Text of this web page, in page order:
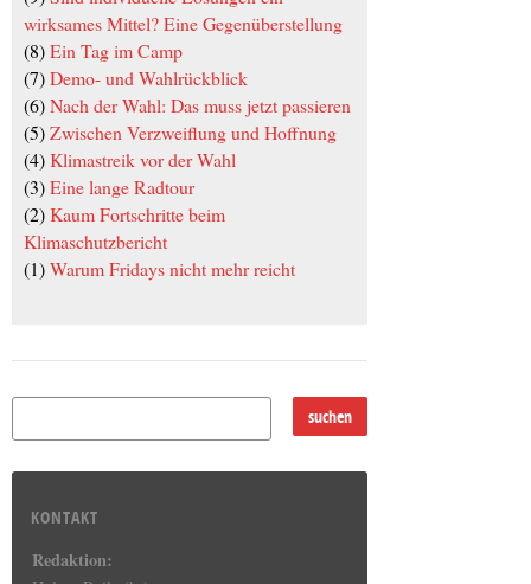
wirksames Mittel? Eine Gegenüberstellung
(8)Ein Tag im Camp
(7)Demo- und Wahlrückblick
(6)Nach der Wahl: Das muss jetzt passieren
(5)Zwischen Verzweiflung und Hoffnung
(4)Klimastreik vor der Wahl
(3)Eine lange Radtour
(2)Kaum Fortschritte beim
Klimaschutzbericht
(1)Warum Fridays nicht mehr reicht
KONTAKT
Redaktion: